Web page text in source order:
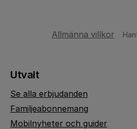
Allmänna villkor
Utvalt
Se alla erbjudanden
Familjeabonnemang
Mobilnyheter och guider